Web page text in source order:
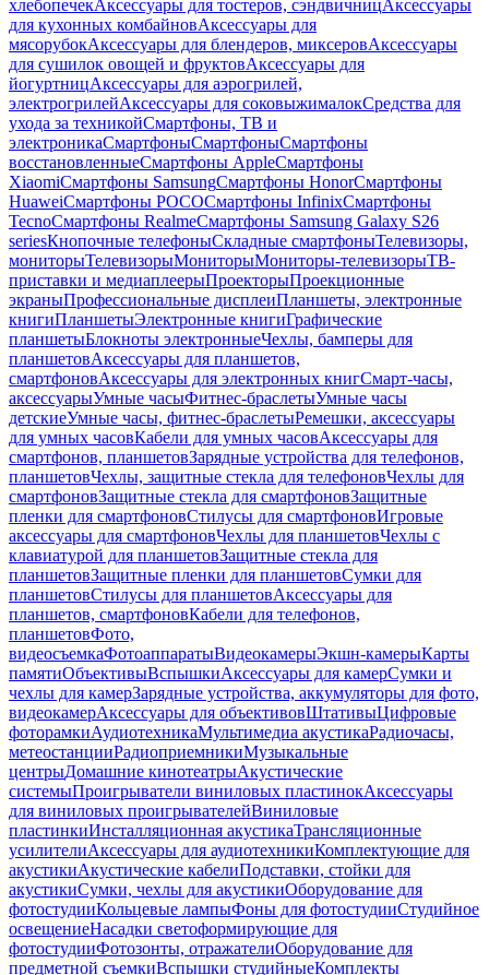
хлебопечекАксессуары для тостеров, сэндвичницАксессуары
для кухонных комбайновАксессуары для
мясорубокАксессуары для блендеров, миксеровАксессуары
для сушилок овощей и фруктовАксессуары для
йогуртницАксессуары для аэрогрилей,
электрогрилейАксессуары для соковыжималокСредства для
ухода за техникойСмартфоны, ТВ и
электроникаСмартфоныСмартфоныСмартфоны
восстановленныеСмартфоны AppleСмартфоны
XiaomiСмартфоны SamsungСмартфоны HonorСмартфоны
HuaweiСмартфоны POCOСмартфоны InfinixСмартфоны
TecnoСмартфоны RealmeСмартфоны Samsung Galaxy S26
seriesКнопочные телефоныСкладные смартфоныТелевизоры,
мониторыТелевизорыМониторыМониторы-телевизорыТВ-
приставки и медиаплеерыПроекторыПроекционные
экраныПрофессиональные дисплеиПланшеты, электронные
книгиПланшетыЭлектронные книгиГрафические
планшетыБлокноты электронныеЧехлы, бамперы для
планшетовАксессуары для планшетов,
смартфоновАксессуары для электронных книгСмарт-часы,
аксессуарыУмные часыФитнес-браслетыУмные часы
детскиеУмные часы, фитнес-браслетыРемешки, аксессуары
для умных часовКабели для умных часовАксессуары для
смартфонов, планшетовЗарядные устройства для телефонов,
планшетовЧехлы, защитные стекла для телефоновЧехлы для
смартфоновЗащитные стекла для смартфоновЗащитные
пленки для смартфоновСтилусы для смартфоновИгровые
аксессуары для смартфоновЧехлы для планшетовЧехлы с
клавиатурой для планшетовЗащитные стекла для
планшетовЗащитные пленки для планшетовСумки для
планшетовСтилусы для планшетовАксессуары для
планшетов, смартфоновКабели для телефонов,
планшетовФото,
видеосъемкаФотоаппаратыВидеокамерыЭкшн-камерыКарты
памятиОбъективыВспышкиАксессуары для камерСумки и
чехлы для камерЗарядные устройства, аккумуляторы для фото,
видеокамерАксессуары для объективовШтативыЦифровые
фоторамкиАудиотехникаМультимедиа акустикаРадиочасы,
метеостанцииРадиоприемникиМузыкальные
центрыДомашние кинотеатрыАкустические
системыПроигрыватели виниловых пластинокАксессуары
для виниловых проигрывателейВиниловые
пластинкиИнсталляционная акустикаТрансляционные
усилителиАксессуары для аудиотехникиКомплектующие для
акустикиАкустические кабелиПодставки, стойки для
акустикиСумки, чехлы для акустикиОборудование для
фотостудииКольцевые лампыФоны для фотостудииСтудийное
освещениеНасадки светоформирующие для
фотостудииФотозонты, отражателиОборудование для
предметной съемкиВспышки студийныеКомплекты